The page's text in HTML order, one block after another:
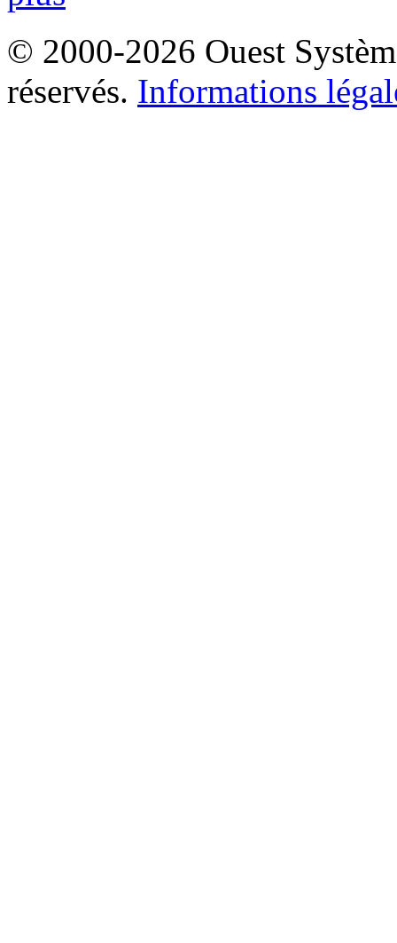
© 2000-2026 Ouest
réservés. Informations